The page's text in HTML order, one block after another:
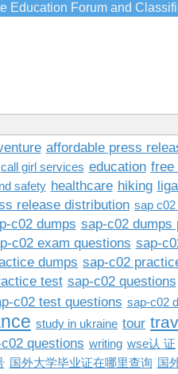
Education Forum and
affordable press
call girl services education free
safety healthcare hiking
release distribution sap
c02 dumps sap-c02 dumps
c02 exam questions sap-
dumps sap-c02
test sap-c02 questions
c02 test questions sap-c02
study in ukraine tour
questions writing wse认 证
国外大学毕业证在哪里查询 国